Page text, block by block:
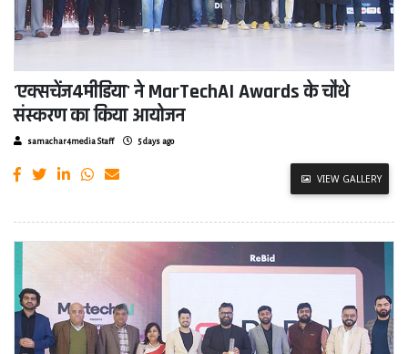
'एक्सचेंज4मीडिया' ने MarTechAI Awards के चौथे
संस्करण का किया आयोजन
samachar4media Staff 5 days ago
VIEW GALLERY